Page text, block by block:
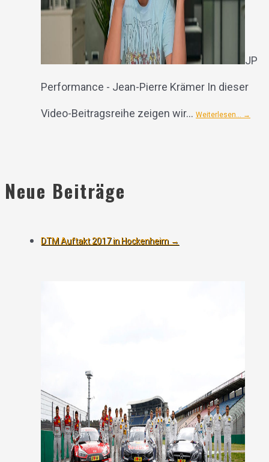
JP
Performance - Jean-Pierre Krämer In dieser
Video-Beitragsreihe zeigen wir… Weiterlesen… →
Neue Beiträge
DTM Auftakt 2017 in Hockenheim →